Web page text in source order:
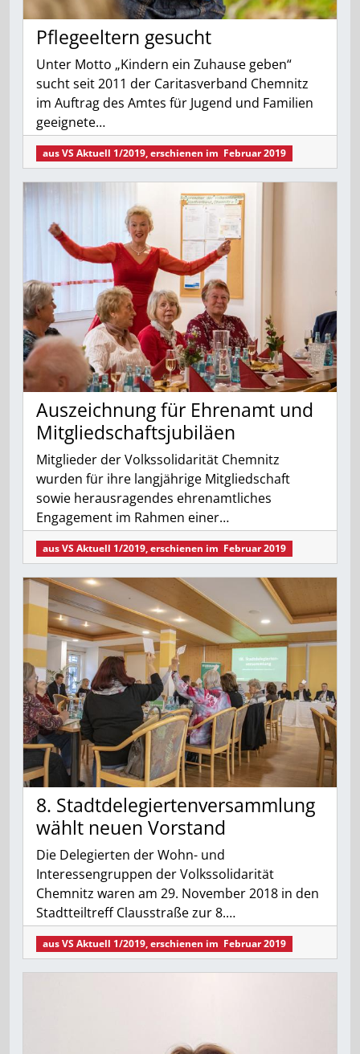
Pflegeeltern gesucht
Unter Motto „Kindern ein Zuhause geben“
sucht seit 2011 der Caritasverband Chemnitz
im Auftrag des Amtes für Jugend und Familien
geeignete…
ausVS Aktuell 1/2019, erschienen im Februar 2019
Auszeichnung für Ehrenamt und
Mitgliedschaftsjubiläen
Mitglieder der Volkssolidarität Chemnitz
wurden für ihre langjährige Mitgliedschaft
sowie herausragendes ehrenamtliches
Engagement im Rahmen einer…
ausVS Aktuell 1/2019, erschienen im Februar 2019
8. Stadtdelegiertenversammlung
wählt neuen Vorstand
Die Delegierten der Wohn- und
Interessengruppen der Volkssolidarität
Chemnitz waren am 29. November 2018 in den
Stadtteiltreff Clausstraße zur 8.…
ausVS Aktuell 1/2019, erschienen im Februar 2019